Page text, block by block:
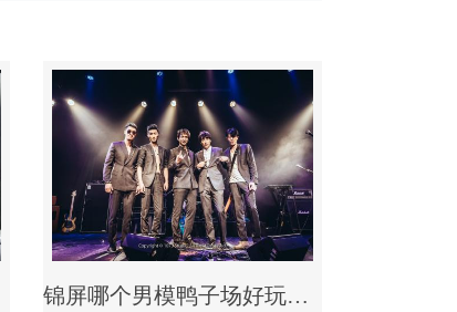
锦屏哪个男模鸭子场好玩陪酒服务好-M2会所KTV消费口碑点评